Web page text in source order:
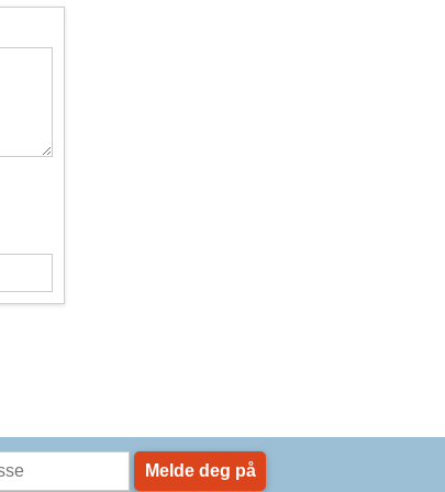
Melde deg på